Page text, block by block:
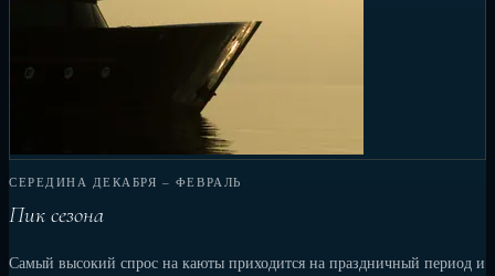
СЕРЕДИНА ДЕКАБРЯ – ФЕВРАЛЬ
Пик сезона
Самый высокий спрос на каюты приходится на праздничный период и